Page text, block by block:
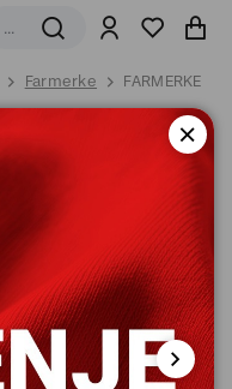
Farmerke FARMERKE